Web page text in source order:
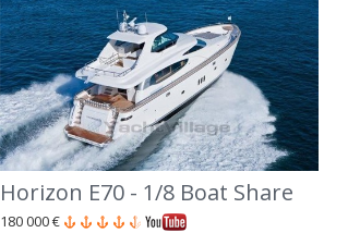
Horizon E70 - 1/8 Boat Share
180 000 €